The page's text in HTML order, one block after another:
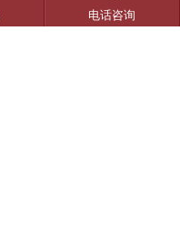
电话咨询